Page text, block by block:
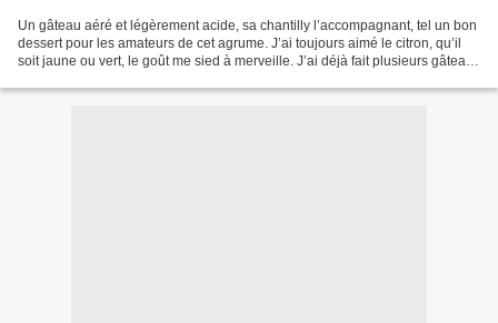
Un gâteau aéré et légèrement acide, sa chantilly l’accompagnant, tel un bon
dessert pour les amateurs de cet agrume. J’ai toujours aimé le citron, qu’il
soit jaune ou vert, le goût me sied à merveille. J’ai déjà fait plusieurs gâteaux